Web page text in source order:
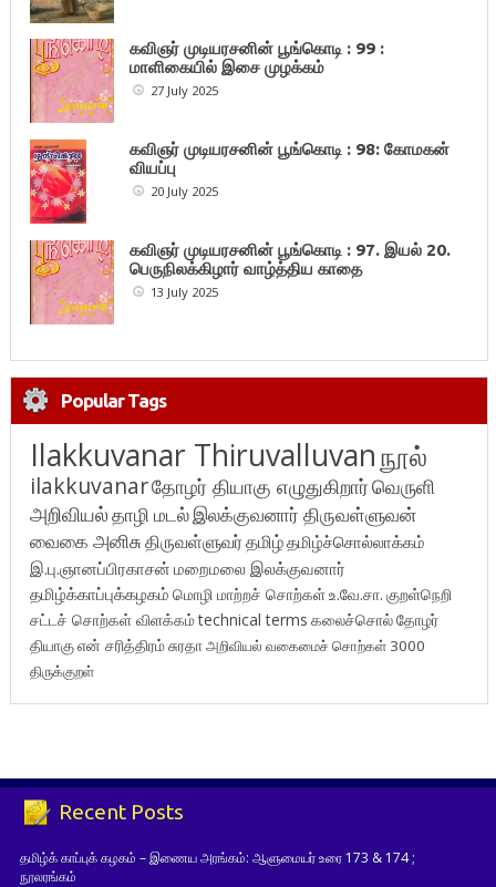
கவிஞர் முடியரசனின் பூங்கொடி : 99 :
மாளிகையில் இசை முழக்கம்
27 July 2025
கவிஞர் முடியரசனின் பூங்கொடி : 98: கோமகன்
வியப்பு
20 July 2025
கவிஞர் முடியரசனின் பூங்கொடி : 97. இயல் 20.
பெருநிலக்கிழார் வாழ்த்திய காதை
13 July 2025
Popular Tags
Ilakkuvanar Thiruvalluvanநூல்
ilakkuvanarதோழர் தியாகு எழுதுகிறார்வெருளி
அறிவியல்தாழி மடல்இலக்குவனார் திருவள்ளுவன்
வைகை அனிசுதிருவள்ளுவர்தமிழ்தமிழ்ச்சொல்லாக்கம்
இ.பு.ஞானப்பிரகாசன் மறைமலை இலக்குவனார்
தமிழ்க்காப்புக்கழகம் மொழி மாற்றச் சொற்கள்உ.வே.சா. குறள்நெறி
சட்டச் சொற்கள் விளக்கம்technical terms கலைச்சொல்தோழர்
தியாகுஎன் சரித்திரம்சுரதாஅறிவியல் வகைமைச் சொற்கள் 3000
திருக்குறள்
Recent Posts
தமிழ்க் காப்புக் கழகம் – இணைய அரங்கம்: ஆளுமையர் உரை 173 & 174 ;
நூலரங்கம்